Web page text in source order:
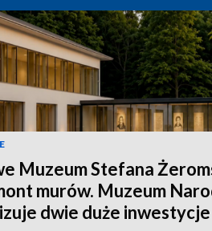
Muzeum Stefana
murów. Muzeum
dwie duże inwestycje